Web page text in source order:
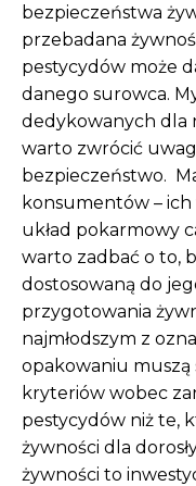
bezpieczeństwa
przebadana
pestycydów może
danego surowca.
dedykowanych dla
warto zwrócić
bezpieczeństwo.
konsumentów –
układ pokarmowy
warto zadbać o to,
dostosowaną do
przygotowania
najmłodszym z
opakowaniu muszą
kryteriów wobec
pestycydów niż te,
żywności dla
żywności to